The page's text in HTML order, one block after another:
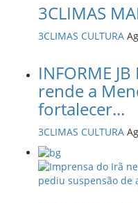
3CLIMAS
3CLIMAS CULTURA
INFORME
rende a
fortalecer...
3CLIMAS CULTURA